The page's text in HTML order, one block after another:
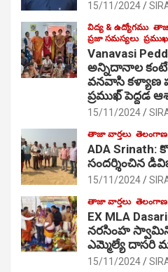
15/11/2024
విద్య & ఉద్యోగము తాజా
ప్రజా సమస్యలు
Vanavasi
అన్నిదానాల
వనవాసి కళ్యాణ
ప్రముఖ్ పెద్దడ
15/11/2024
తాజా వార్తలు తెలంగాణ
ADA Srinath:
సంద‌ర్శించిన
15/11/2024
తాజా వార్తలు తెలంగాణ
EX MLA Dasari
నరసింహ స్వామిని
ఎమ్మెల్యే దాసరి
15/11/2024